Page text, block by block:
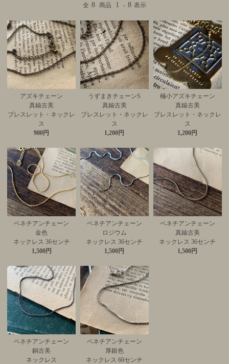
全 8 商品 1 - 8 表示
アズキチェーン
真鍮古美
ブレスレット・ネックレ
ス
900円
うずまきチェーンS
真鍮古美
ブレスレット・ネックレ
ス
1,200円
極小アズキチェーン
真鍮古美
ブレスレット・ネックレ
ス
1,200円
ベネチアンチェーン
金色
ネックレス 36センチ
1,500円
ベネチアンチェーン
ロジウム
ネックレス 36センチ
1,500円
ベネチアンチェーン
真鍮古美
ネックレス 36センチ
1,500円
ベネチアンチェーン
銅古美
ネックレス
ベネチアンチェーン
厚銀色
ネックレス 60センチ